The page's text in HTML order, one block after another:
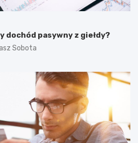
dochód pasywny z giełdy?
Sobota